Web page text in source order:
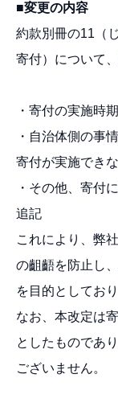
■変更の内容
約款別冊の11（
寄付）について
・寄付の実施時
・自治体側の事
寄付が実施でき
・その他、寄付
追記
これにより、弊
の齟齬を防止し
を目的としており
なお、本改定は
としたものであ
ございません。